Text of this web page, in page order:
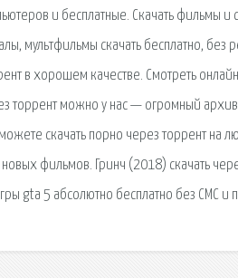
и бесплатные. Скачать фильмы и
мультфильмы скачать бесплатно, без
в хорошем качестве. Смотреть
торрент можно у нас — огромный
скачать порно через торрент на
фильмов. Гринч (2018) скачать
gta 5 абсолютно бесплатно без СМС и